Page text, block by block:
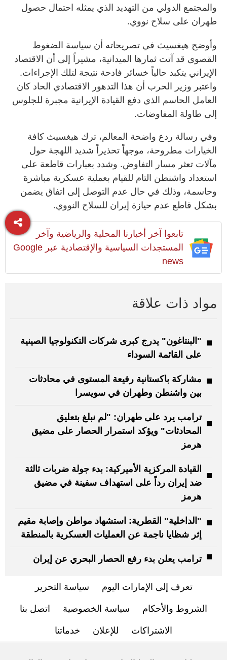
والمجتمع الدولي من التهديد الذي يمثله احتمال حصول
طهران على سلاح نووي.
وأوضح هيغسيث في تصريحاته أن سياسة الضغوط
القصوى قد آتت ثمارها الميدانية، مشيراً إلى أن الاقتصاد
الإيراني يتكبد حالياً خسائر فادحة نتيجة لتلك الإجراءات.
واعتبر وزير الحرب أن هذا التدهور الاقتصادي الحاد كان
العامل الحاسم الذي دفع القيادة الإيرانية مجبرة للجلوس
إلى طاولة المفاوضات.
وفي رسالة ردع واضحة المعالم، ترك هيغسيث كافة
الخيارات مطروحة، موجهاً تحذيراً شديد اللهجة حول
مآلات تعثر مسار التفاوض. وشدد بعبارات قاطعة على
استعداد واشنطن التام للقيام بعملية عسكرية مباشرة
وحاسمة، وذلك في حال عدم التوصل إلى اتفاق يضمن
بشكل قاطع عدم حيازة إيران للسلاح النووي.
تابعوا آخر أخبارنا المحلية والرياضية وآخر
المستجدات السياسية والإقتصادية عبر Google
news
مواد ذات علاقة
"البنتاغون" يدرج كبرى شركات التكنولوجيا الصينية
على القائمة السوداء
مشاركة باكستانية رفيعة المستوى في محادثات
بين واشنطن وطهران في سويسرا
ترامب يرد على طهران: "لم نبلغ بتعليق
المحادثات" ويؤكد استمرار الحصار على مضيق
هرمز
القيادة المركزية الأميركية: بدء جولة ضربات ثالثة
ضد إيران رداً على استهداف سفينة في مضيق
هرمز
"الداخلية" القطرية: استشهاد مواطن وإصابة مقيم
إثر شظايا ناجمة عن العمليات العسكرية بالمنطقة
ترامب يعلن بدء رفع الحصار البحري عن إيران
تعرف إلى الإمارات اليوم سياسة التحرير
الشروط والأحكام سياسة الخصوصية اتصل بنا
الاشتراكات للإعلان خدماتنا